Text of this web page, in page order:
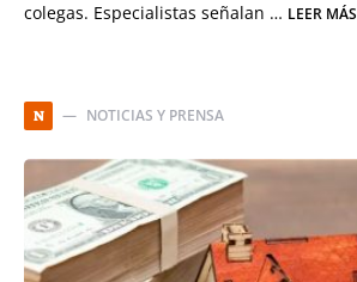
colegas. Especialistas señalan … LEER MÁS
N NOTICIAS Y PRENSA